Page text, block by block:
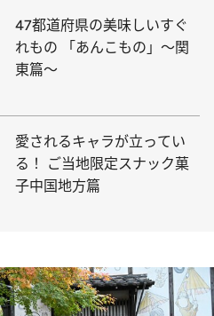
47都道府県の美味しいすぐ
れもの 「あんこもの」～関
東篇～
愛されるキャラが立ってい
る！ ご当地限定スナック菓
子中国地方篇